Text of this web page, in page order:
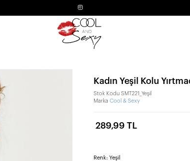
Kadın Yeşil Kolu
Stok Kodu SMT221_Yeşil
Marka Cool & Sexy
289,99 TL
Renk: Yeşil